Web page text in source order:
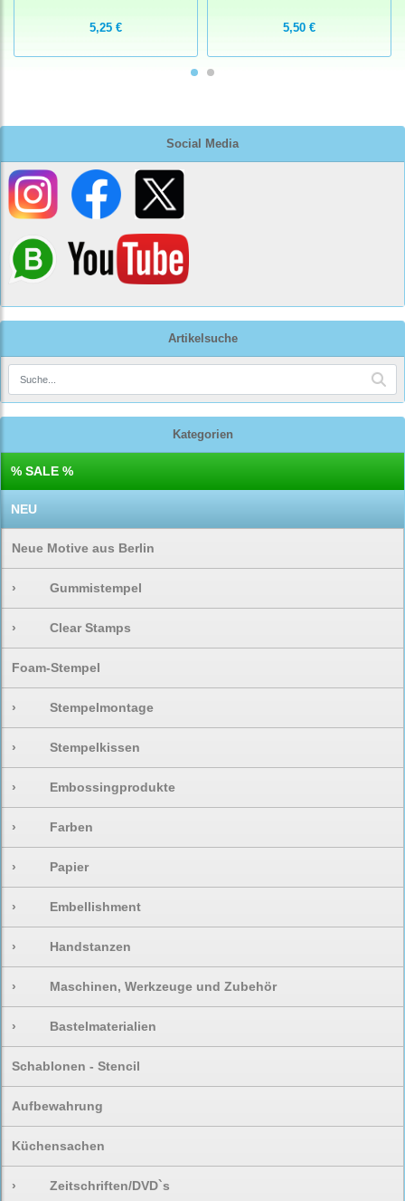
Social Media
Artikelsuche
Kategorien
% SALE %
NEU
Neue Motive aus Berlin
› Gummistempel
› Clear Stamps
Foam-Stempel
› Stempelmontage
› Stempelkissen
› Embossingprodukte
› Farben
› Papier
› Embellishment
› Handstanzen
› Maschinen, Werkzeuge und Zubehör
› Bastelmaterialien
Schablonen - Stencil
Aufbewahrung
Küchensachen
› Zeitschriften/DVD`s
5,25 € 5,50 €